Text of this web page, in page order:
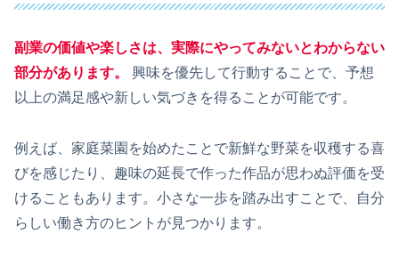
副業の価値や楽しさは、実際にやってみないとわからない
部分があります。
興味を優先して行動することで、予想
以上の満足感や新しい気づきを得ることが可能です。
例えば、家庭菜園を始めたことで新鮮な野菜を収穫する喜
びを感じたり、趣味の延長で作った作品が思わぬ評価を受
けることもあります。小さな一歩を踏み出すことで、自分
らしい働き方のヒントが見つかります。